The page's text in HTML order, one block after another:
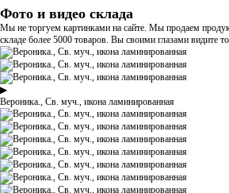
Фото и видео склада
Мы не торгуем картинками на сайте. Мы продаем
складе более 5000 товаров. Вы своими глазами видите
▶
Вероника., Св. муч., икона ламинированная